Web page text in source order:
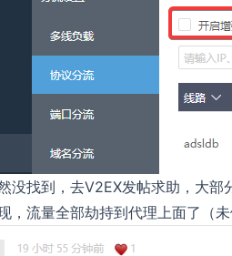
没找到，去V2EX发帖求助，大
，流量全部劫持到代理上面了（未